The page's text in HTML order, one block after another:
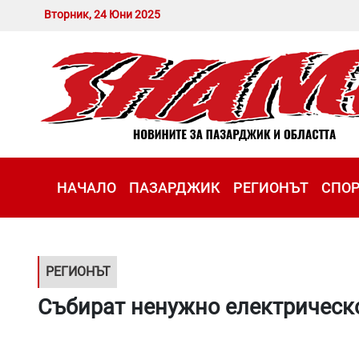
Вторник, 24 Юни 2025
НАЧАЛО ПАЗАРДЖИК РЕГИОНЪТ
РЕГИОНЪТ
Събират ненужно